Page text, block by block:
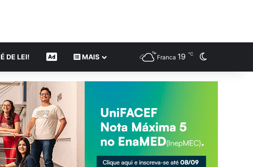
É DE LEI! CONTEÚDO DE MARCA
MAIS Franca 19 ℃